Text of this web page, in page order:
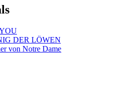
DER LÖWEN
von Notre Dame